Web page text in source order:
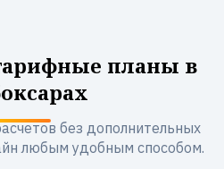
планы в
без дополнительных
любым удобным способом.